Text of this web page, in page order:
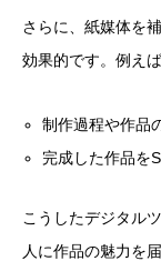
さらに、紙媒体を
効果的です。例えば
制作過程や作品
完成した作品を
こうしたデジタル
人に作品の魅力を